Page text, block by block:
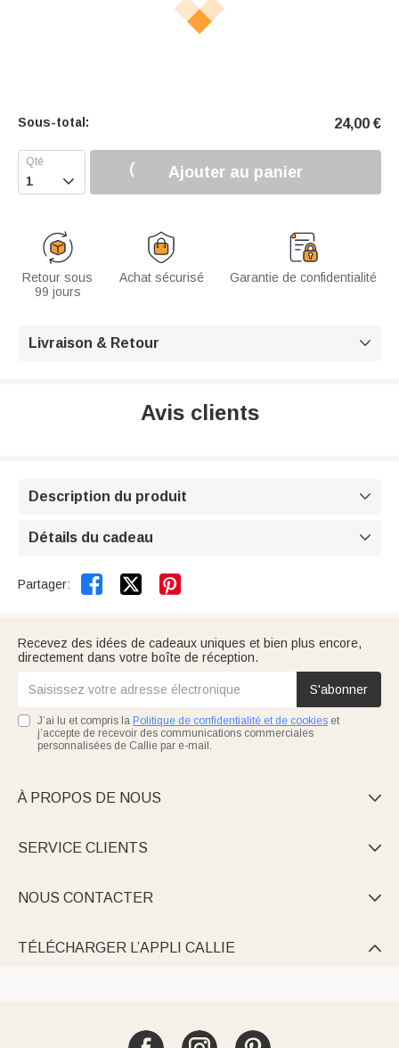
Sous-total: 24,00 €
 Ajouter au panier
Retour sous
99 jours
Achat sécurisé Garantie de confidentialité
Livraison & Retour 
Avis clients
Description du produit 
Détails du cadeau 
Partager:  
Recevez des idées de cadeaux uniques et bien plus encore,
directement dans votre boîte de réception.
S'abonner
J’ai lu et compris la Politique de confidentialité et de cookies et
j’accepte de recevoir des communications commerciales
personnalisées de Callie par e-mail.
À PROPOS DE NOUS 
SERVICE CLIENTS 
NOUS CONTACTER 
TÉLÉCHARGER L’APPLI CALLIE 